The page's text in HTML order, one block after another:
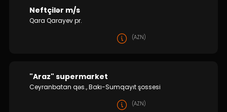
Neftçilər m/s
Qara Qarayev pr.
(AZN)
"Araz" supermarket
Ceyranbatan qəs., Bakı-Sumqayıt şossesi
(AZN)